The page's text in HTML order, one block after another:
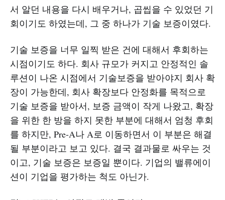
서 알던 내용을 다시 배우거나, 곱씹을 수 있었던 기
회이기도 하였는데, 그 중 하나가 기술 보증이였다.
기술 보증을 너무 일찍 받은 건에 대해서 후회하는
시점이기도 하다. 회사 규모가 커지고 안정적인 솔
루션이 나온 시점에서 기술보증을 받아야지 회사 확
장이 가능한데, 회사 확장보다 안정화를 목적으로
기술 보증을 받아서, 보증 금액이 작게 나왔고, 확장
을 위한 한 방을 하지 못한 부분에 대해서 엄청 후회
를 하지만, Pre-A나 A로 이동하면서 이 부분은 해결
될 부분이라고 보고 있다. 결국 결과물로 싸우는 것
이고, 기술 보증은 보증일 뿐이다. 기업의 밸류에이
션이 기업을 평가하는 척도 아닌가.